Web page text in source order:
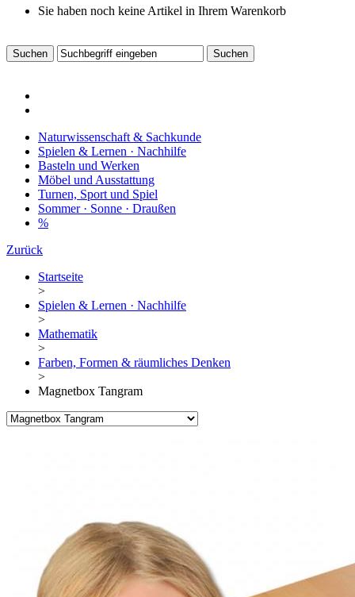
Sie haben noch keine Artikel in Ihrem Warenkorb
Naturwissenschaft & Sachkunde
Spielen & Lernen · Nachhilfe
Basteln und Werken
Möbel und Ausstattung
Turnen, Sport und Spiel
Sommer · Sonne · Draußen
%
Zurück
Startseite
>
Spielen & Lernen · Nachhilfe
>
Mathematik
>
Farben, Formen & räumliches Denken
>
Magnetbox Tangram